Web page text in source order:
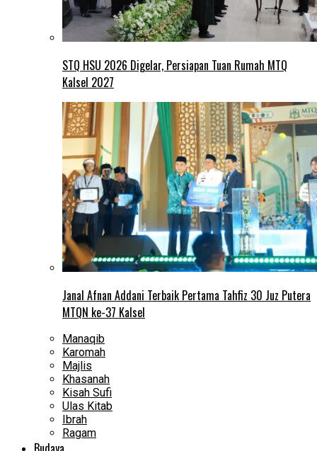
STQ HSU 2026 Digelar, Persiapan Tuan Rumah MTQ
Kalsel 2027
Janal Afnan Addani Terbaik Pertama Tahfiz 30 Juz Putera
MTQN ke-37 Kalsel
Manaqib
Karomah
Majlis
Khasanah
Kisah Sufi
Ulas Kitab
Ibrah
Ragam